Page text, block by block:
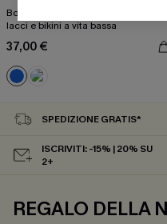
Boho Rhapsody Set reggiseno con
lacci e bikini a vita bassa
37,00 €
SPEDIZIONE GRATIS*
ISCRIVITI: -15% | 20% SU
2+
REGALO DELLA